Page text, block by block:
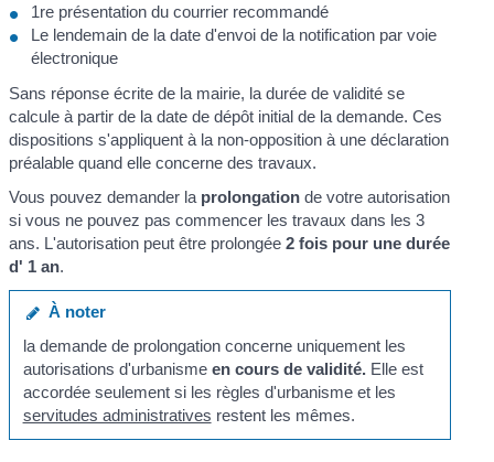
1re présentation du courrier recommandé
Le lendemain de la date d'envoi de la notification par voie
électronique
Sans réponse écrite de la mairie, la durée de validité se
calcule à partir de la date de dépôt initial de la demande. Ces
dispositions s'appliquent à la non-opposition à une déclaration
préalable quand elle concerne des travaux.
Vous pouvez demander la prolongation de votre autorisation
si vous ne pouvez pas commencer les travaux dans les 3
ans. L'autorisation peut être prolongée2 fois pour une durée
d' 1 an.
À noter
la demande de prolongation concerne uniquement les
autorisations d'urbanisme en cours de validité.Elle est
accordée seulement si les règles d'urbanisme et les
servitudes administratives restent les mêmes.